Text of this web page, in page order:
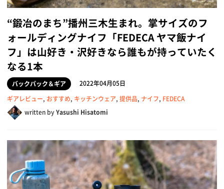
“鍛冶のまち”播州三木生まれ。掌サイズのフ
ォールディングナイフ「FEDECA ヤマ飯ナイ
フ」は山好き・沢好きなら誰もが持っていたく
なる1本
バックパック＆ギア
2022年04月05日
ギアレビュー, おすすめ, キッチンウェア, 提供品, ナイフ, FEDECA
written byYasushi Hisatomi